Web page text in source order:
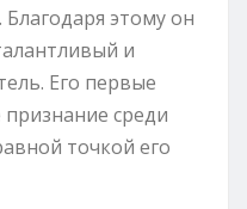
этому он
и
Его первые
среди
точкой его